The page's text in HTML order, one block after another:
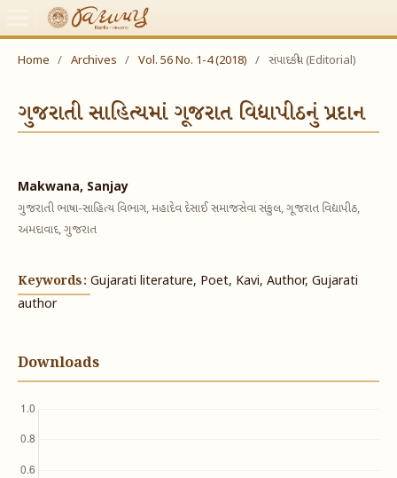
Home / Archives / Vol. 56 No. 1-4 (2018) / સંપાદકીય (Editorial)
ગુજરાતી સાહિત્યમાં ગૂજરાત વિદ્યાપીઠનું પ્રદાન
Makwana, Sanjay
ગુજરાતી ભાષા-સાહિત્ય વિભાગ, મહાદેવ દેસાઈ સમાજસેવા સંકુલ, ગૂજરાત વિદ્યાપીઠ,
અમદાવાદ, ગુજરાત
Keywords: Gujarati literature, Poet, Kavi, Author, Gujarati
author
Downloads